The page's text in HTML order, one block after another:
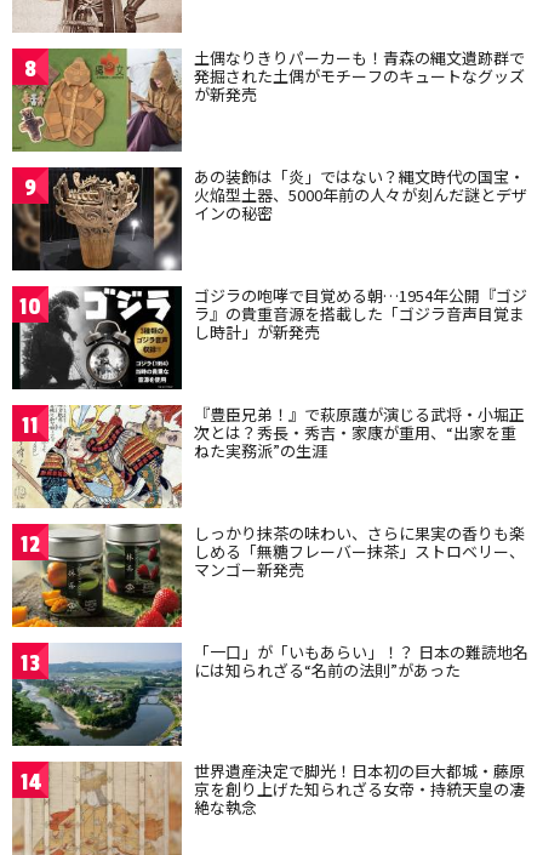
8 土偶なりきりパーカーも！青森の縄文遺跡群で
発掘された土偶がモチーフのキュートなグッズ
が新発売
9 あの装飾は「炎」ではない？縄文時代の国宝・
火焔型土器、5000年前の人々が刻んだ謎とデザ
インの秘密
10 ゴジラの咆哮で目覚める朝…1954年公開『ゴジ
ラ』の貴重音源を搭載した「ゴジラ音声目覚ま
し時計」が新発売
11 『豊臣兄弟！』で萩原護が演じる武将・小堀正
次とは？秀長・秀吉・家康が重用、“出家を重
ねた実務派”の生涯
12 しっかり抹茶の味わい、さらに果実の香りも楽
しめる「無糖フレーバー抹茶」ストロベリー、
マンゴー新発売
13 「一口」が「いもあらい」！？ 日本の難読地名
には知られざる“名前の法則”があった
14 世界遺産決定で脚光！日本初の巨大都城・藤原
京を創り上げた知られざる女帝・持統天皇の凄
絶な執念